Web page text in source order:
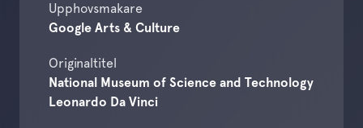
Upphovsmakare
Google Arts & Culture
Originaltitel
National Museum of Science and Technology
Leonardo Da Vinci